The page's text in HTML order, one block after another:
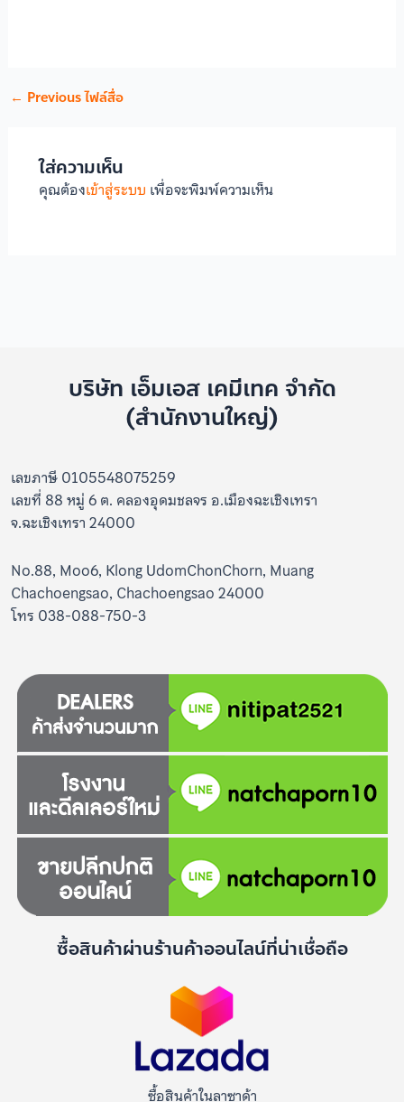
← Previous ไฟล์สื่อ
ใส่ความเห็น
คุณต้องเข้าสู่ระบบ เพื่อจะพิมพ์ความเห็น
บริษัท เอ็มเอส เคมีเทค จำกัด
(สำนักงานใหญ่)
เลขภาษี 0105548075259
เลขที่ 88 หมู่ 6 ต. คลองอุดมชลจร อ.เมืองฉะเชิงเทรา
จ.ฉะเชิงเทรา 24000
No.88, Moo6, Klong UdomChonChorn, Muang
Chachoengsao, Chachoengsao 24000
โทร 038-088-750-3
ซื้อสินค้าผ่านร้านค้าออนไลน์ที่น่าเชื่อถือ
ซื้อสินค้าในลาซาด้า